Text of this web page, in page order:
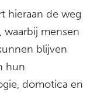
hieraan de weg
mensen
blijven
hun
domotica en